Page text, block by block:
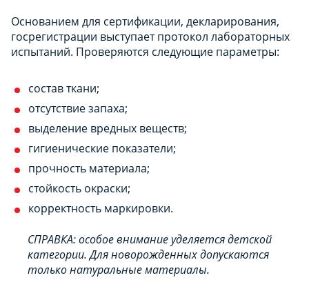
Основанием для сертификации, декларирования,
госрегистрации выступает протокол лабораторных
испытаний. Проверяются следующие параметры:
состав ткани;
отсутствие запаха;
выделение вредных веществ;
гигиенические показатели;
прочность материала;
стойкость окраски;
корректность маркировки.
СПРАВКА: особое внимание уделяется детской
категории. Для новорожденных допускаются
только натуральные материалы.